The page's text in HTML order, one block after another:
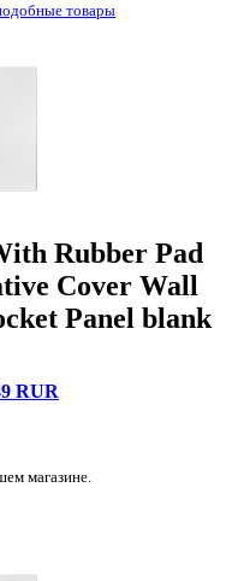
товары
Rubber Pad
Cover Wall
Panel blank
RUR
магазине.